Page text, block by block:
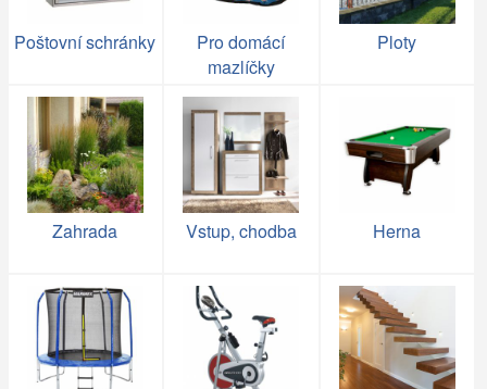
Poštovní schránky
Pro domácí
mazlíčky
Ploty
Zahrada Vstup, chodba Herna